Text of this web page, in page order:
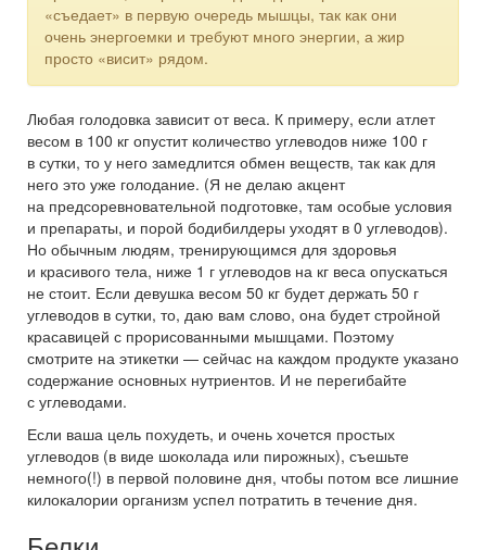
«съедает» в первую очередь мышцы, так как они
очень энергоемки и требуют много энергии, а жир
просто «висит» рядом.
Любая голодовка зависит от веса. К примеру, если атлет
весом в 100 кг опустит количество углеводов ниже 100 г
в сутки, то у него замедлится обмен веществ, так как для
него это уже голодание. (Я не делаю акцент
на предсоревновательной подготовке, там особые условия
и препараты, и порой бодибилдеры уходят в 0 углеводов).
Но обычным людям, тренирующимся для здоровья
и красивого тела, ниже 1 г углеводов на кг веса опускаться
не стоит. Если девушка весом 50 кг будет держать 50 г
углеводов в сутки, то, даю вам слово, она будет стройной
красавицей с прорисованными мышцами. Поэтому
смотрите на этикетки — сейчас на каждом продукте указано
содержание основных нутриентов. И не перегибайте
с углеводами.
Если ваша цель похудеть, и очень хочется простых
углеводов (в виде шоколада или пирожных), съешьте
немного(!) в первой половине дня, чтобы потом все лишние
килокалории организм успел потратить в течение дня.